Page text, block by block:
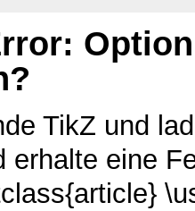
TikZ und
erhalte eine